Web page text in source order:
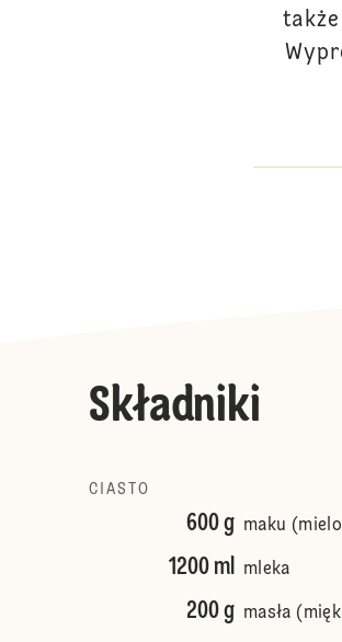
Składniki
CIASTO
600 g maku
1200 ml mleka
200 g masła